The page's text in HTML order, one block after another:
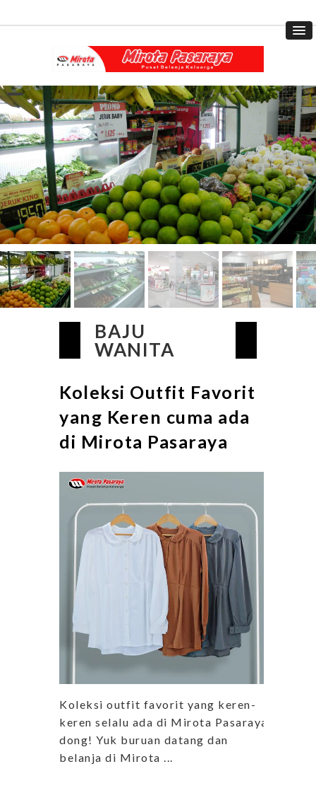
BAJU
WANITA
Koleksi Outfit Favorit
yang Keren cuma ada
di Mirota Pasaraya
Koleksi outfit favorit yang keren-
keren selalu ada di Mirota Pasaraya
dong! Yuk buruan datang dan
belanja di Mirota ...